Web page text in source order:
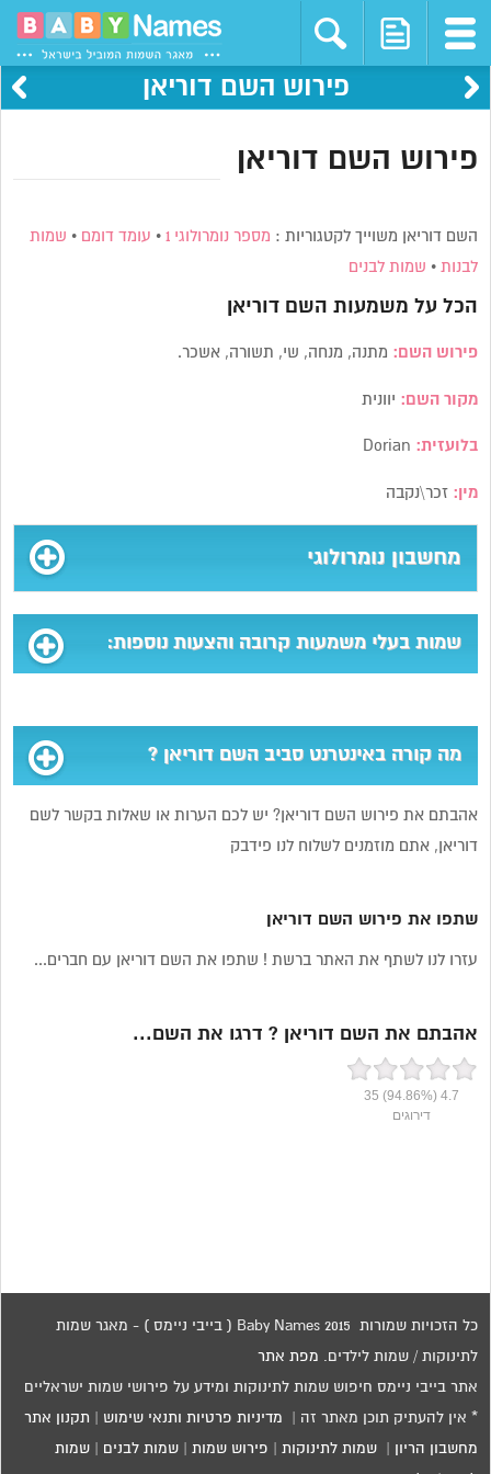
פירוש השם דוריאן
פירוש השם דוריאן
השם דוריאן משוייך לקטגוריות : מספר נומרולוגי 1 • עומד דומם • שמות
לבנות • שמות לבנים
הכל על משמעות השםדוריאן
פירוש השם: מתנה, מנחה, שי, תשורה, אשכר.
מקור השם: יוונית
בלועזית:
מין: זכר\נקבה
מחשבון נומרולוגי
שמות בעלי משמעות קרובה והצעות נוספות:
מה קורה באינטרנט סביב השם דוריאן ?
אהבתם את פירוש השם דוריאן? יש לכם הערות או שאלות בקשר לשם
דוריאן, אתם מוזמנים לשלוח לנו פידבק
שתפו את פירוש השם דוריאן
עזרו לנו לשתף את האתר ברשת ! שתפו את השם דוריאן עם חברים...
אהבתם את השם דוריאן ? דרגו את השם...
4.7
(94.86%)
35
דירוגים
כל הזכויות שמורות 2015 Baby Names ( בייבי ניימס ) - מאגר שמות
לתינוקות / שמות לילדים. מפת אתר
אתר בייבי ניימס חיפוש שמות לתינוקות ומידע על פירושי שמות ישראליים
* אין להעתיק תוכן מאתר זה | מדיניות פרטיות ותנאי שימוש תקנון אתר
מחשבון הריון |שמות לתינוקות פירוש שמות |שמות לבנים |שמות